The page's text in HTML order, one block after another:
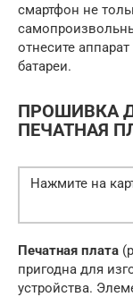
смартфон не
отнесите
батареи.
ПРОШИВКА
ПЕЧАТНАЯ
Нажмите на
Печатная плата
пригодна для
устройства.